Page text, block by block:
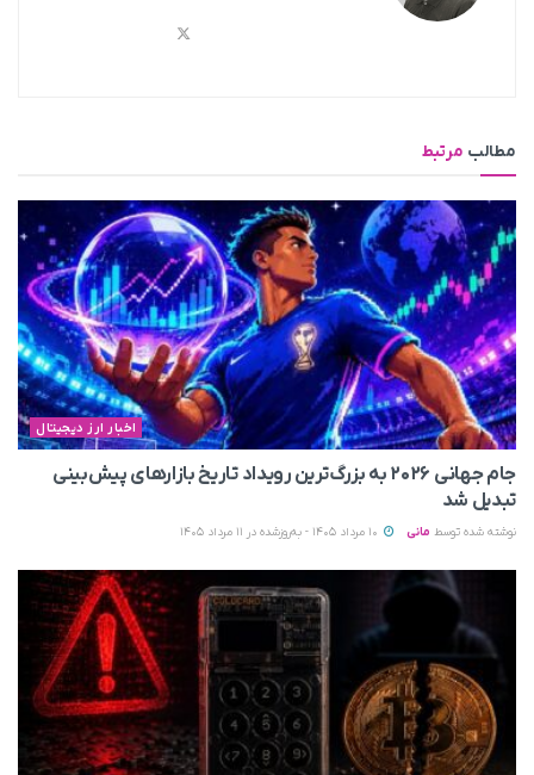
مطالب مرتبط
اخبار ارز دیجیتال
جام جهانی ۲۰۲۶ به بزرگ‌ترین رویداد تاریخ بازارهای پیش‌بینی
تبدیل شد
نوشته شده توسط مانی